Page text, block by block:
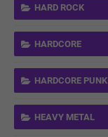
HARD ROCK
HARDCORE
HARDCORE PUNK
HEAVY METAL